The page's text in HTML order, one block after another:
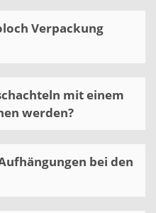
Verpackung
mit einem
werden?
bei den